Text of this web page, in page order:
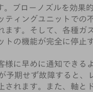
ブローノズルを効果
ィングユニットでの
す。そして、各種ガ
の機能が完全に停止
に早めに通知できる
期せず故障すると、
れます。また、軸と